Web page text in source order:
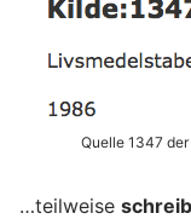
Quelle 1347
…teilweise